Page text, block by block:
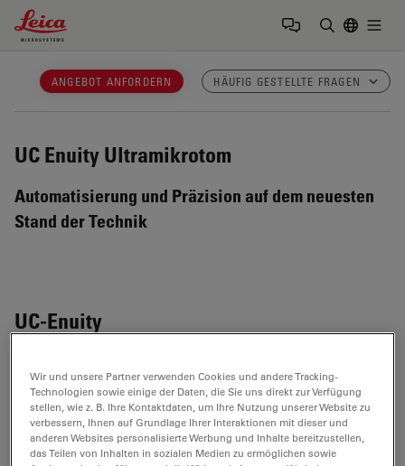
Leica Microsystems Logo
ANGEBOT ANFORDERN HÄUFIG GESTELLTE FRAGEN
UC Enuity Ultramikrotom
Automatisierung und Präzision auf dem neuesten
Stand der Technik
UC-Enuity
Show answer
Wie unterscheidet sich ein Ultramikrotom von
einem klassischen Mikrotom?
Wir und unsere Partner verwenden Cookies und andere Tracking-
Technologien sowie einige der Daten, die Sie uns direkt zur Verfügung
stellen, wie z. B. Ihre Kontaktdaten, um Ihre Nutzung unserer Website zu
verbessern, Ihnen auf Grundlage Ihrer Interaktionen mit dieser und
anderen Websites personalisierte Werbung und Inhalte bereitzustellen,
das Teilen von Inhalten in sozialen Medien zu ermöglichen sowie